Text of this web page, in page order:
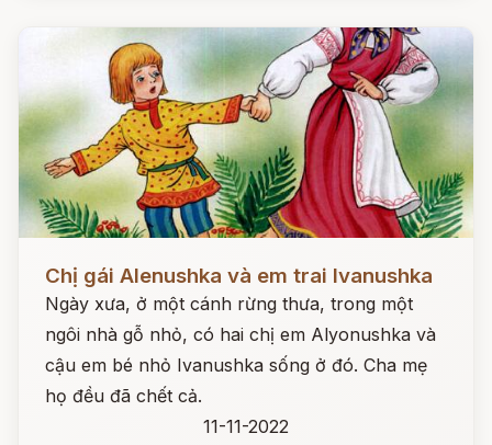
Chị gái Alenushka và em trai Ivanushka
Ngày xưa, ở một cánh rừng thưa, trong một
ngôi nhà gỗ nhỏ, có hai chị em Alyonushka và
cậu em bé nhỏ Ivanushka sống ở đó. Cha mẹ
họ đều đã chết cả.
11-11-2022